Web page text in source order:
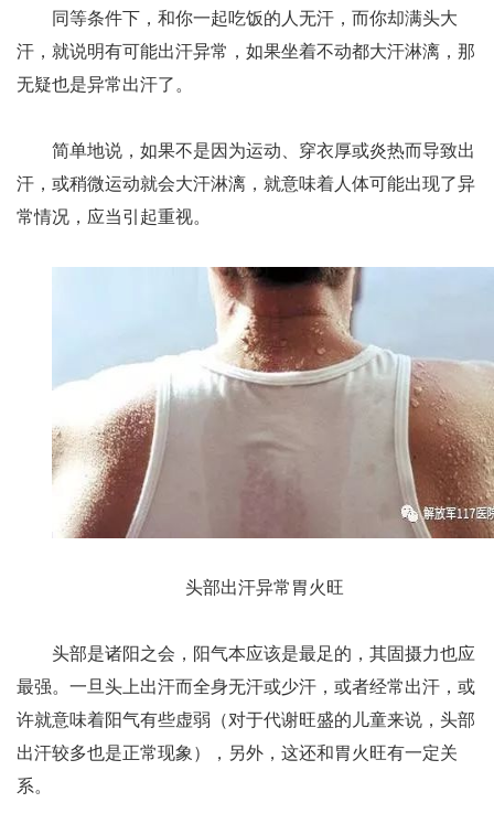
同等条件下，和你一起吃饭的人无汗，而你却满头大
汗，就说明有可能出汗异常，如果坐着不动都大汗淋漓，那
无疑也是异常出汗了。
简单地说，如果不是因为运动、穿衣厚或炎热而导致出
汗，或稍微运动就会大汗淋漓，就意味着人体可能出现了异
常情况，应当引起重视。
头部出汗异常胃火旺
头部是诸阳之会，阳气本应该是最足的，其固摄力也应
最强。一旦头上出汗而全身无汗或少汗，或者经常出汗，或
许就意味着阳气有些虚弱（对于代谢旺盛的儿童来说，头部
出汗较多也是正常现象），另外，这还和胃火旺有一定关
系。